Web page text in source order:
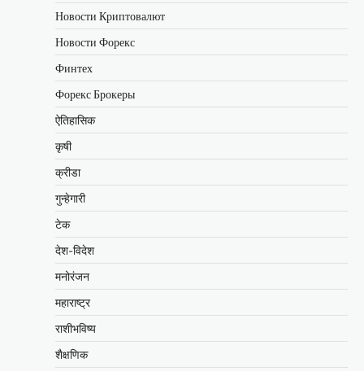
Новости Криптовалют
Новости Форекс
Финтех
Форекс Брокеры
ऐतिहासिक
कृषी
क्रीडा
गुन्हेगारी
टेक
देश-विदेश
मनोरंजन
महाराष्ट्र
राशीभविष्य
शैक्षणिक